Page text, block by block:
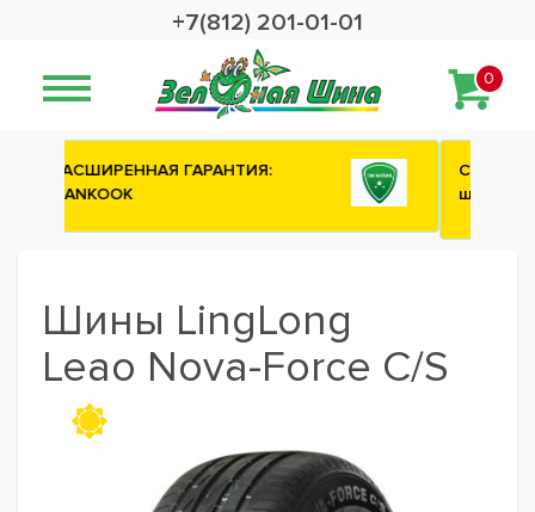
+7(812) 201-01-01
0
Сashback 2500 рублей на зимние
шины ATTAR
Шины LingLong
Leao Nova-Force C/S